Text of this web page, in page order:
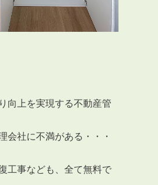
向上を実現する不動産管
会社に不満がある・・・
工事なども、全て無料で